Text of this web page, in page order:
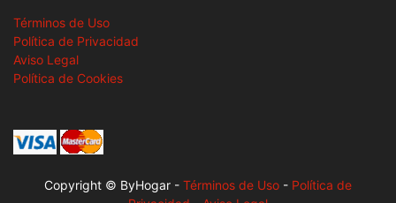
Términos de Uso
Política de Privacidad
Aviso Legal
Política de Cookies
Copyright © ByHogar - Términos de Uso - Política de